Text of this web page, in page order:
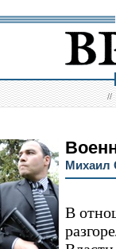
//
Михаил
В